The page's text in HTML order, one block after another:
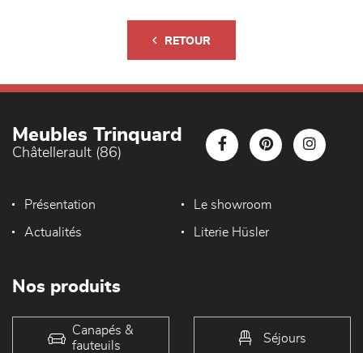
RETOUR
Meubles Trinquard
Châtellerault (86)
Présentation Le showroom
Actualités Literie Hüsler
Nos produits
Canapés &
fauteuils
Séjours